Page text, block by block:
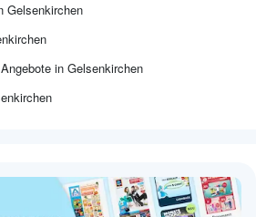
Gelsenkirchen
in Gelsenkirchen